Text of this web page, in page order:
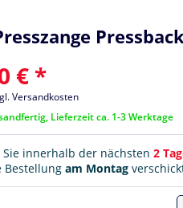
€ *
Versandkosten
Lieferzeit ca. 1-3 Werktage
Sie innerhalb der nächsten2
Bestellungam Montag